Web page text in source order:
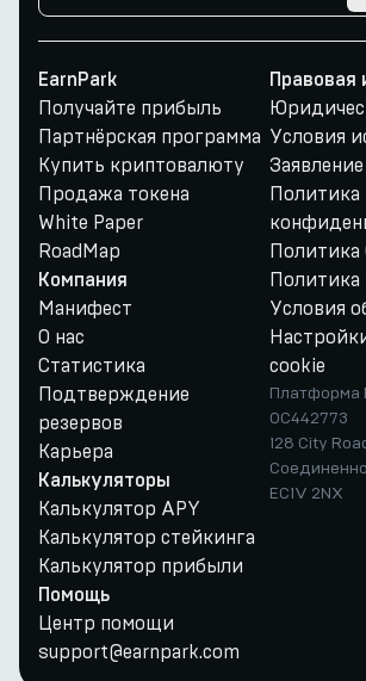
EarnPark
Получайте прибыль
Партнёрская программа
Купить криптовалюту
Продажа токена
White Paper
RoadMap
Компания
Манифест
О нас
Статистика
Подтверждение
резервов
Карьера
Калькуляторы
Калькулятор APY
Калькулятор стейкинга
Калькулятор прибыли
Помощь
Центр помощи
support@earnpark.com
Правовая
Условия
Политика
Политика
Политика
Условия
cookie
Платформа
OC442773
128 City
EC1V 2NX